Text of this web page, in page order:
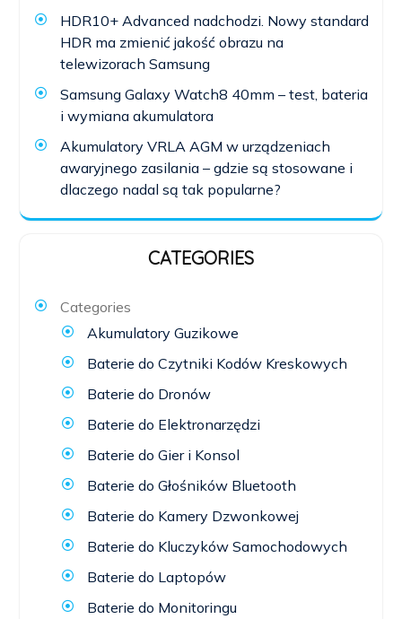
HDR10+ Advanced nadchodzi. Nowy standard
HDR ma zmienić jakość obrazu na
telewizorach Samsung
Samsung Galaxy Watch8 40mm – test, bateria
i wymiana akumulatora
Akumulatory VRLA AGM w urządzeniach
awaryjnego zasilania – gdzie są stosowane i
dlaczego nadal są tak popularne?
CATEGORIES
Categories
Akumulatory Guzikowe
Baterie do Czytniki Kodów Kreskowych
Baterie do Dronów
Baterie do Elektronarzędzi
Baterie do Gier i Konsol
Baterie do Głośników Bluetooth
Baterie do Kamery Dzwonkowej
Baterie do Kluczyków Samochodowych
Baterie do Laptopów
Baterie do Monitoringu